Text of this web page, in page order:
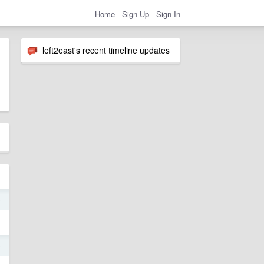
Home Sign Up Sign In
left2east's recent timeline updates